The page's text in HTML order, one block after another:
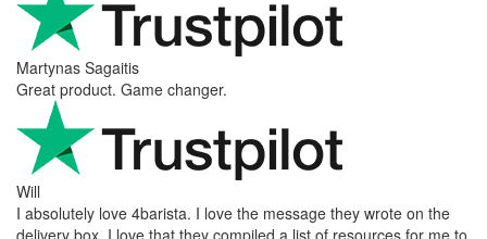
Martynas Sagaitis
Great product. Game changer.
Will
I absolutely love 4barista. I love the message they wrote on the
delivery box. I love that they compiled a list of resources for me to